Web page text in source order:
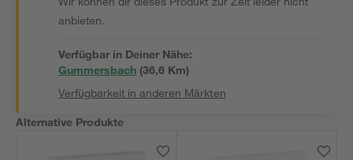
anbieten.
Verfügbar in Deiner Nähe:
Gummersbach (36,6 Km)
Verfügbarkeit in anderen Märkten
Alternative Produkte